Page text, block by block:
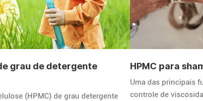
grau de detergente
(HPMC) de grau detergente
HPMC para
Uma das principais
controle de